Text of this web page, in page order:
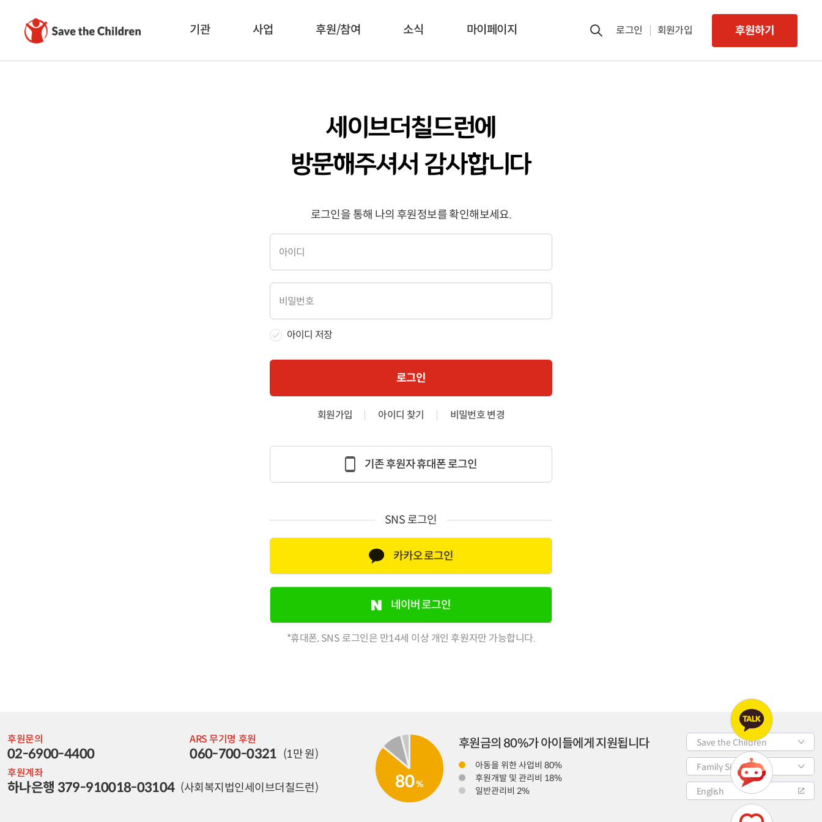
기관 사업 후원/참여 소식 마이페이지 로그인 회원가입 후원하기
세이브더칠드런에
방문해주셔서 감사합니다
로그인을 통해 나의 후원정보를 확인해보세요.
아이디 저장
로그인
회원가입 아이디 찾기 비밀번호 변경
기존 후원자 휴대폰 로그인
SNS 로그인
카카오 로그인
네이버 로그인
*휴대폰, SNS 로그인은 만14세 이상 개인 후원자만 가능합니다.
후원문의
02-6900-4400
ARS 무기명 후원
060-700-0321 (1만 원)
후원계좌
하나은행 379-910018-03104 (사회복지법인세이브더칠드런) 80%
후원금의 80%가 아이들에게 지원됩니다
아동을 위한 사업비 80%
후원개발 및 관리비 18%
일반관리비 2%
Save the Children
Family Site
English